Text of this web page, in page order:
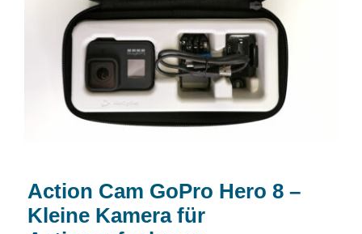
Action Cam GoPro Hero 8 – Kleine
Kamera für Actionaufnahmen
Action Cam GoPro Hero 8 –
Kleine Kamera für